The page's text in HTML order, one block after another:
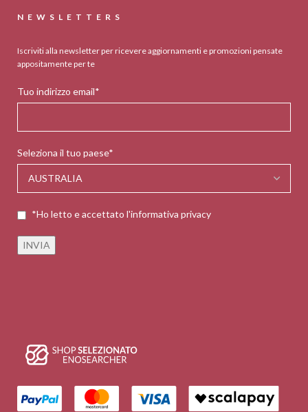
NEWSLETTERS
Iscriviti alla newsletter per ricevere aggiornamenti e promozioni pensate
appositamente per te
Tuo indirizzo email*
Seleziona il tuo paese*
*Ho letto e accettato l'informativa privacy